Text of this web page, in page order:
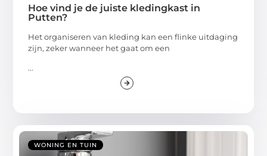
Hoe vind je de juiste kledingkast in
Putten?
Het organiseren van kleding kan een flinke uitdaging
zijn, zeker wanneer het gaat om een
...
WONING EN TUIN